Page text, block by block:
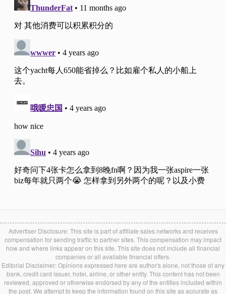
Advertiser Disclosure: This site is part of affiliate sales networks and receives
compensation for sending traffic to partner sites. This compensation may impact
how and where links appear on this site. This site does not include all financial
companies or all available financial offers.
Editorial Disclaimer: Opinions expressed here are author's alone, not those of any
bank, credit card issuer, hotel, airline, or other entity. This content has not been
reviewed, approved or otherwise endorsed by any of the entities included within
the post. We attempt to keep the information found on this site as accurate as